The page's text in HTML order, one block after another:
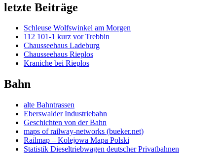
letzte Beiträge
Schleuse Wolfswinkel am Morgen
112 101-1 kurz vor Trebbin
Chausseehaus Ladeburg
Chausseehaus Rieplos
Kraniche bei Rieplos
Bahn
alte Bahntrassen
Eberswalder Industriebahn
Geschichten von der Bahn
maps of railway-networks (bueker.net)
Railmap – Kolejowa Mapa Polski
Statistik Dieseltriebwagen deutscher Privatbahnen